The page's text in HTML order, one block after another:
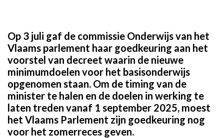
Op 3 juli gaf de commissie Onderwijs van het
Vlaams parlement haar goedkeuring aan het
voorstel van decreet waarin de nieuwe
minimumdoelen voor het basisonderwijs
opgenomen staan. Om de timing van de
minister te halen en de doelen in werking te
laten treden vanaf 1 september 2025, moest
het Vlaams Parlement zijn goedkeuring nog
voor het zomerreces geven.